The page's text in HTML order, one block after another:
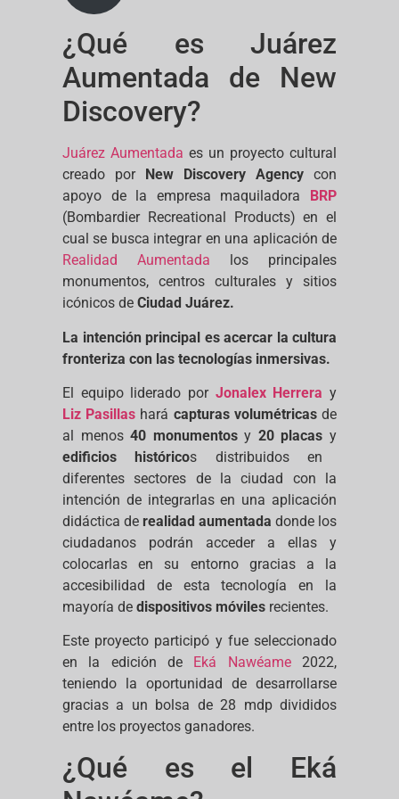
¿Qué es Juárez
Aumentada de New
Discovery?
Juárez Aumentada es un proyecto cultural
creado por
New Discovery Agency con
apoyo de la empresa maquiladora
BRP
(Bombardier Recreational Products) en el
cual se busca integrar en una aplicación de
Realidad Aumentada los principales
monumentos, centros culturales y sitios
icónicos de Ciudad Juárez.
La intención principal es acercar la cultura
fronteriza con las tecnologías inmersivas.
El equipo liderado por Jonalex Herrera y
Liz Pasillas hará capturas volumétricasde
al menos40 monumentosy 20 placas y
edificios históricos distribuidos en
diferentes sectores de la ciudad con la
intención de integrarlas en una aplicación
didáctica de realidad aumentada donde los
ciudadanos podrán acceder a ellas y
colocarlas en su entorno gracias a la
accesibilidad de esta tecnología en la
mayoría de dispositivos móviles recientes.
Este proyecto participó y fue seleccionado
en la edición de Eká Nawéame2022,
teniendo la oportunidad de desarrollarse
gracias a un bolsa de 28 mdp divididos
entre los proyectos ganadores.
¿Qué es el Eká